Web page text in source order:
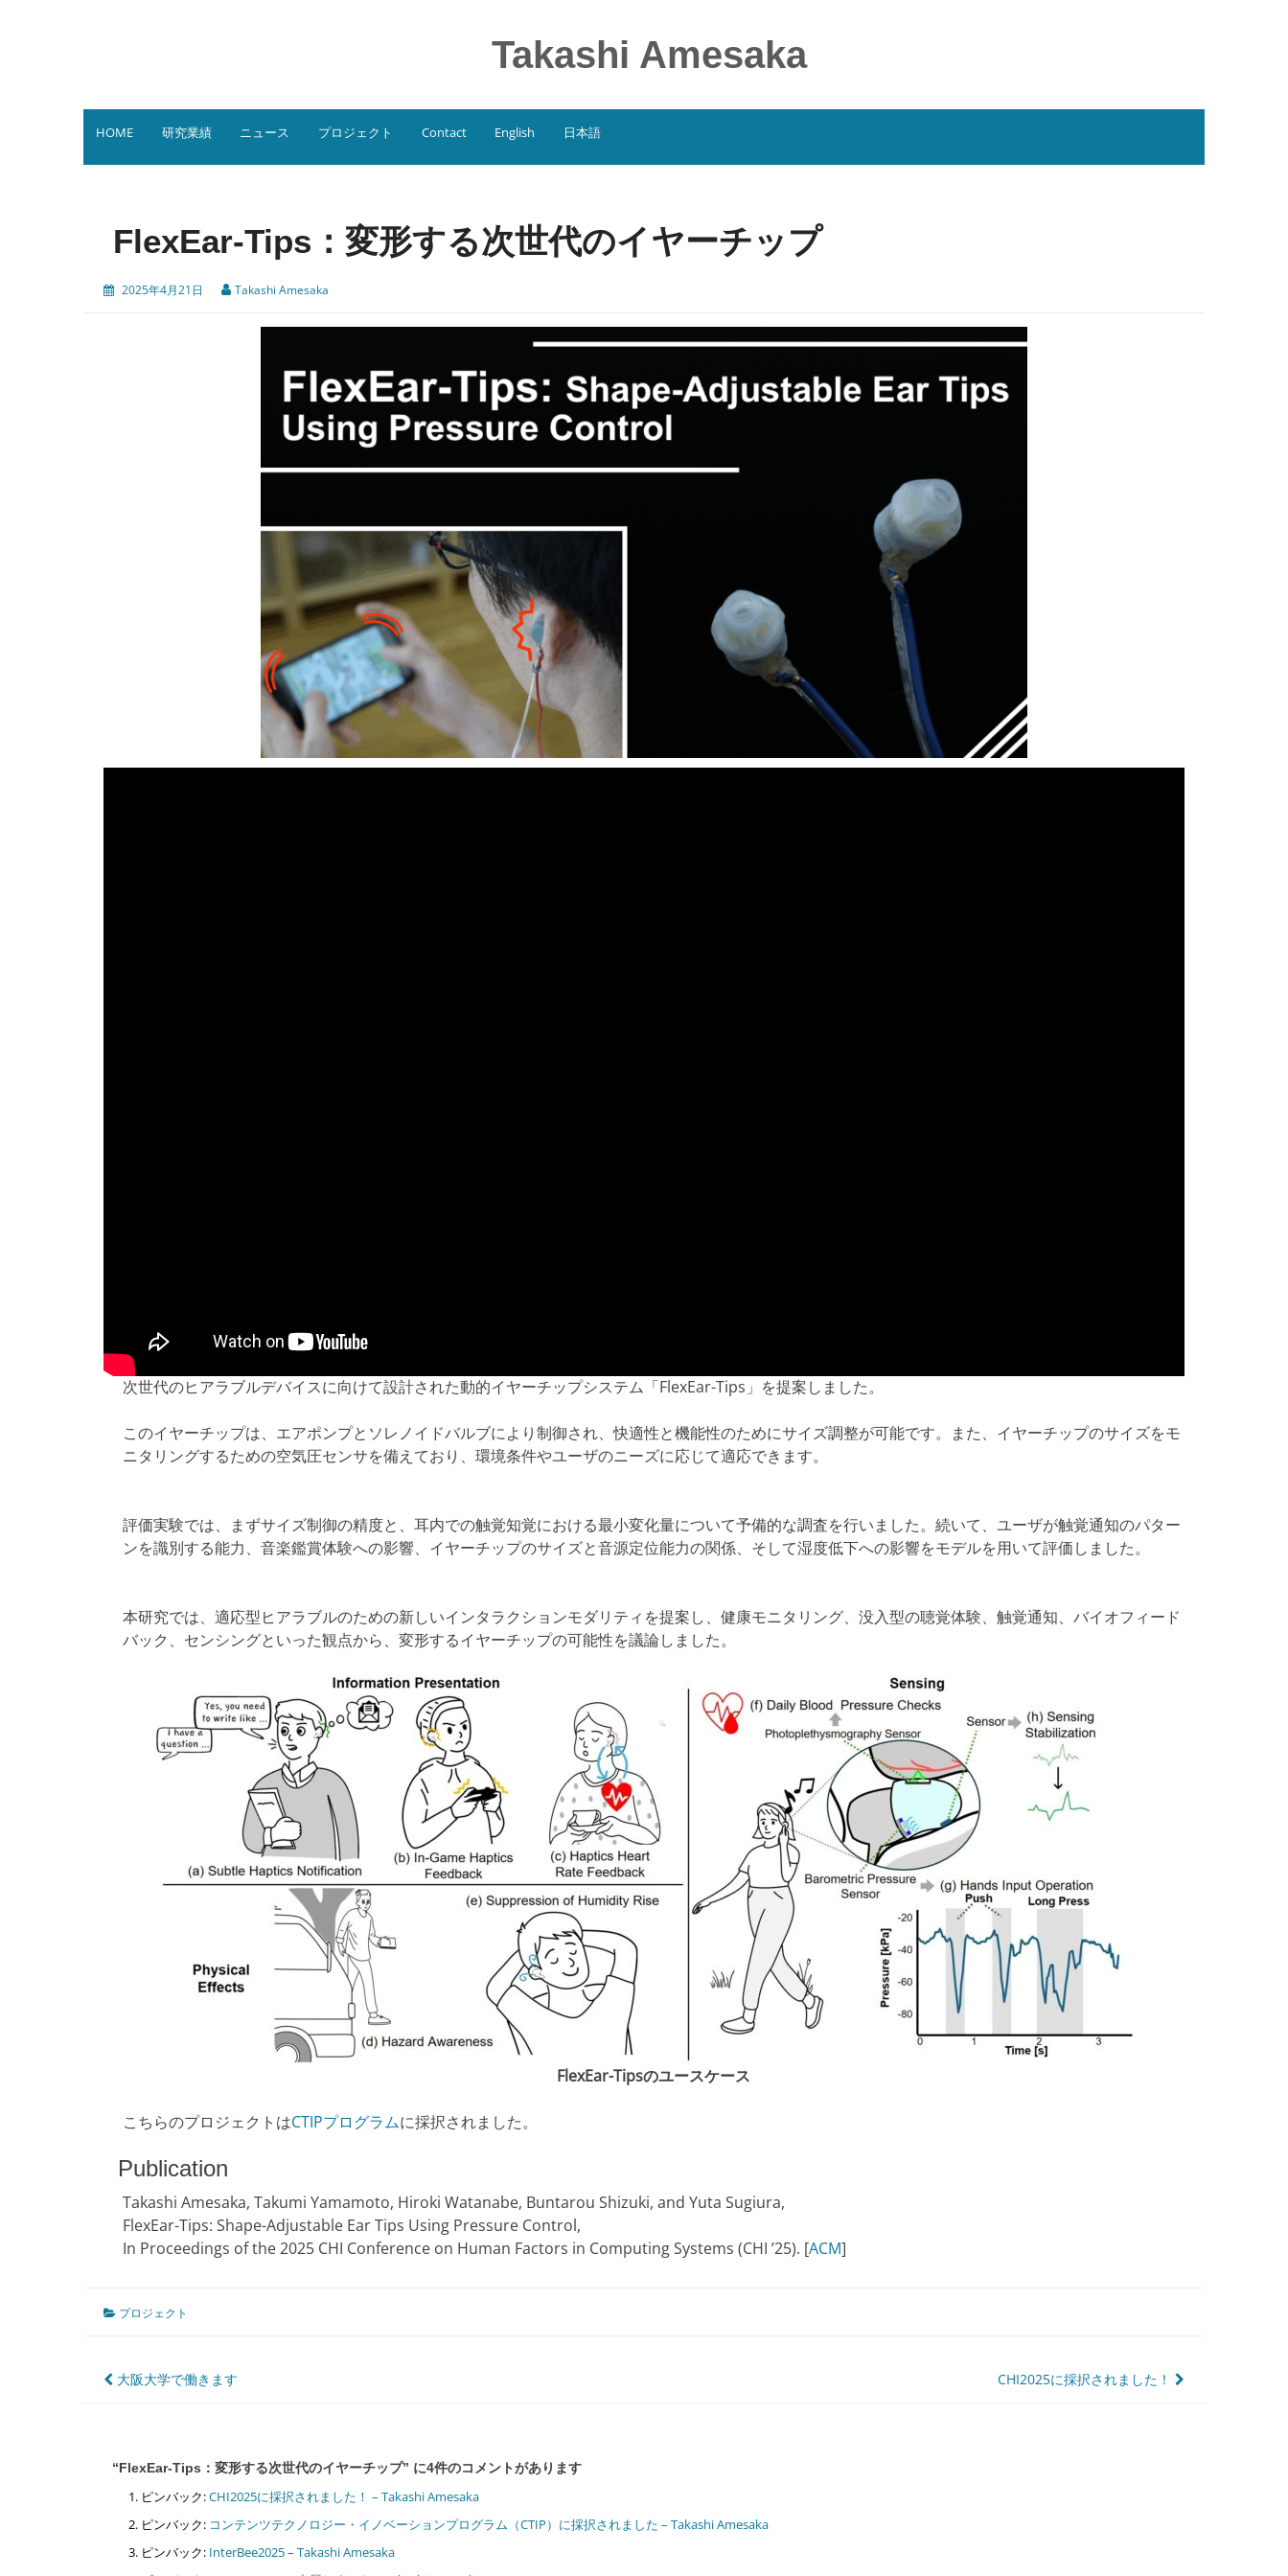
Takashi Amesaka
HOME 研究業績 ニュース プロジェクト Contact English 日本語
FlexEar-Tips：変形する次世代のイヤーチップ
2025年4月21日 Takashi Amesaka
次世代のヒアラブルデバイスに向けて設計された動的イヤーチップシステム「FlexEar-Tips」を提案しました。
このイヤーチップは、エアポンプとソレノイドバルブにより制御され、快適性と機能性のためにサイズ調整が可能です。また、イヤーチップのサイズをモ
ニタリングするための空気圧センサを備えており、環境条件やユーザのニーズに応じて適応できます。
評価実験では、まずサイズ制御の精度と、耳内での触覚知覚における最小変化量について予備的な調査を行いました。続いて、ユーザが触覚通知のパター
ンを識別する能力、音楽鑑賞体験への影響、イヤーチップのサイズと音源定位能力の関係、そして湿度低下への影響をモデルを用いて評価しました。
本研究では、適応型ヒアラブルのための新しいインタラクションモダリティを提案し、健康モニタリング、没入型の聴覚体験、触覚通知、バイオフィード
バック、センシングといった観点から、変形するイヤーチップの可能性を議論しました。
FlexEar-Tipsのユースケース
こちらのプロジェクトはCTIPプログラムに採択されました。
Publication
Takashi Amesaka, Takumi Yamamoto, Hiroki Watanabe, Buntarou Shizuki, and Yuta Sugiura,
FlexEar-Tips: Shape-Adjustable Ear Tips Using Pressure Control,
In Proceedings of the 2025 CHI Conference on Human Factors in Computing Systems (CHI ’25). [ACM]
プロジェクト
投
ビ
ゲ
ー
大阪大学で働きます CHI2025に採択されました！
“FlexEar-Tips：変形する次世代のイヤーチップ” に4件のコメントがあります
ピンバック:CHI2025に採択されました！ – Takashi Amesaka
ピンバック: コンテンツテクノロジー・イノベーションプログラム（CTIP）に採択されました – Takashi Amesaka
ピンバック: InterBee2025 – Takashi Amesaka